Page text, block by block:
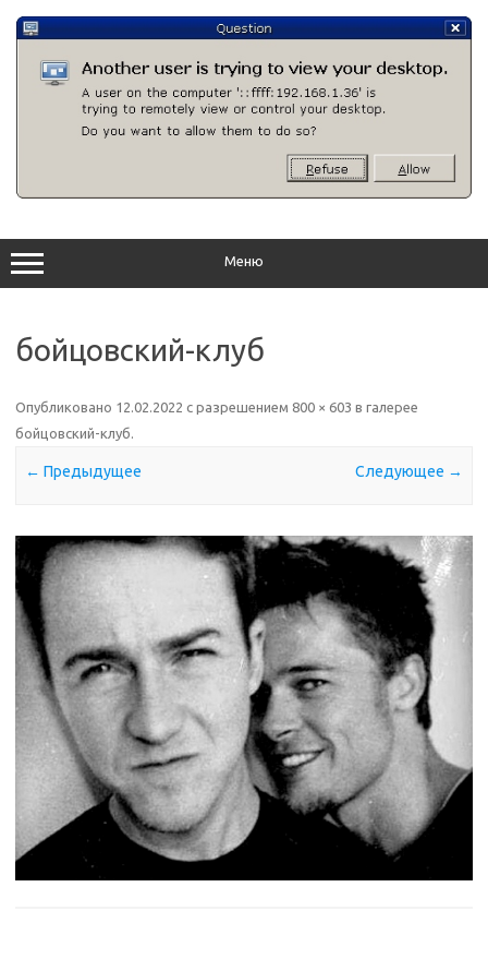
содержимому
Меню
бойцовский-клуб
Опубликовано 12.02.2022 с разрешением 800 × 603 в галерее
бойцовский-клуб.
← Предыдущее Следующее →